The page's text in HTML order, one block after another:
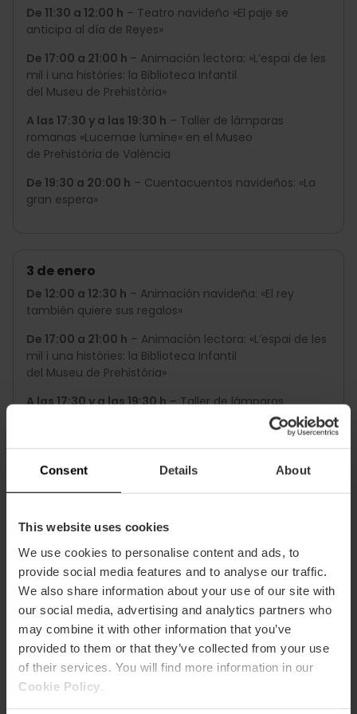
Consent Details About
This website uses cookies
We use cookies to personalise content and ads, to
provide social media features and to analyse our traffic.
We also share information about your use of our site with
our social media, advertising and analytics partners who
may combine it with other information that you’ve
provided to them or that they’ve collected from your use
of their services. You will find more information in our
Cookie Policy
De 11:30 a 12:00 h – Teatro navideño «El paje se
anticipa al día de Reyes»
De 17:00 a 21:00 h – Animación lectora: «L’espai de les
mil i una històries: la Biblioteca Infantil
del Museu de Prehistòria»
A las 17:30 y a las 19:30 h – Taller de lámparas
romanas «Lucernae lumine» en el Museo
de Prehistòria de València
De 19:30 a 20:00 h – Cuentacuentos navideños: «La
gran espera»
3 de enero
De 12:00 a 12:30 h – Animación navideña: «El rey
también quiere sus regalos»
De 17:00 a 21:00 h – Animación lectora: «L’espai de les
mil i una històries: la Biblioteca Infantil
del Museu de Prehistòria»
A las 17:30 y a las 19:30 h– Taller de lámparas
De 19:30 a 20:00 h
– Cuentacuentos navideño:
«Historias de pajes»
4 de enero
De 12:00 a 12:30 h– Cuentacuentos navideño: «La
gran espera»
De 19:30 a 20:00 h– Teatro navideño: «El paje se
anticipa al día de Reyes»
5 de enero